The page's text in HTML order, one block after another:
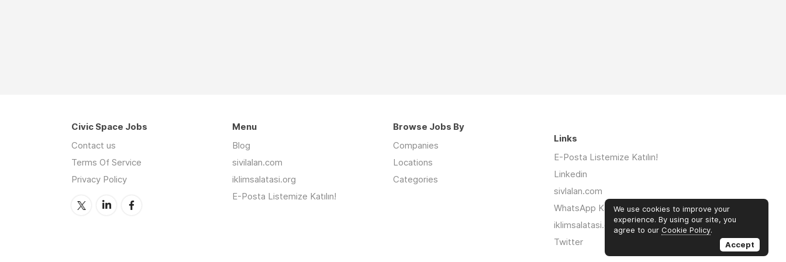
Civic Space Jobs
Contact us
Terms Of Service
Privacy Policy
Menu
Blog
sivilalan.com
iklimsalatasi.org
E-Posta Listemize Katılın!
Browse Jobs By
Companies
Locations
Categories
Links
E-Posta Listemize Katılın!
Linkedin
sivlalan.com
WhatsApp Kanalı
iklimsalatasi.org
Twitter
We use cookies to improve your
experience. By using our site, you
agree to our Cookie Policy.
Accept